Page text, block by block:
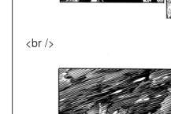
<br />